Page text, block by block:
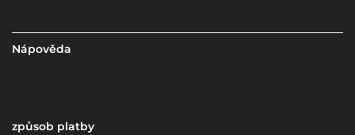
Nápověda
způsob platby